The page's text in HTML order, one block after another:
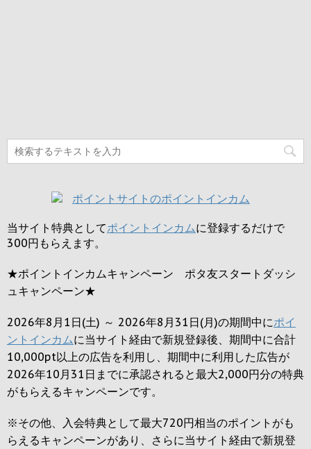
当サイト特典としてポイントインカムに登録するだけで
300円 もらえます。
★ポイントインカムキャンペーン ポタ友スタートダッシ
ュキャンペーン★
2026年8月1日(土) ～ 2026年8月31日(月)の期間中にポイ
ントインカムに当サイト経由で新規登録後、期間中に合計
10,000pt以上の広告を利用し、期間中に利用した広告が
2026年10月31日までに承認されると最大2,000円分の特典
がもらえるキャンペーンです。
※その他、入会特典として最大720円相当のポイントがも
らえるキャンペーンがあり、さらに当サイト経由で新規登